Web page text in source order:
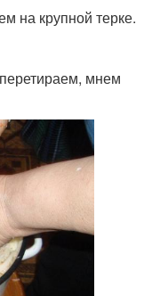
на крупной терке.
мнем